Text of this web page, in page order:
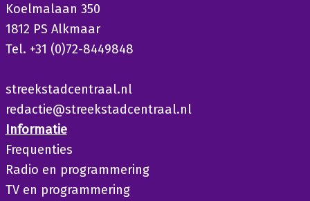
Koelmalaan 350
1812 PS Alkmaar
Tel. +31 (0)72-8449848
streekstadcentraal.nl
redactie@streekstadcentraal.nl
Informatie
Frequenties
Radio en programmering
TV en programmering